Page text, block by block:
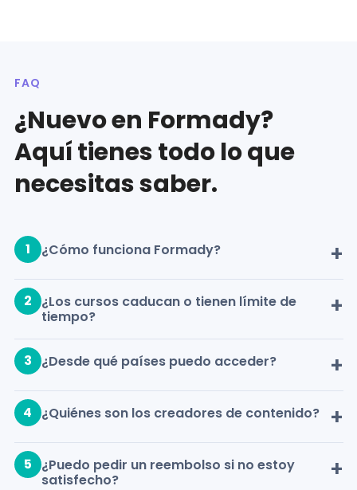
FAQ
¿Nuevo en Formady?
Aquí tienes todo lo que
necesitas saber.
1 ¿Cómo funciona Formady?
2 ¿Los cursos caducan o tienen límite de
tiempo?
3 ¿Desde qué países puedo acceder?
4 ¿Quiénes son los creadores de contenido?
5 ¿Puedo pedir un reembolso si no estoy
satisfecho?